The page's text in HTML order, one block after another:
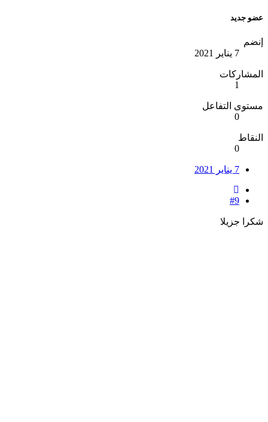
عضو جديد
إنضم
7 يناير 2021
المشاركات
1
مستوى التفاعل
0
النقاط
0
7 يناير 2021
#9
شكرا جزيلا